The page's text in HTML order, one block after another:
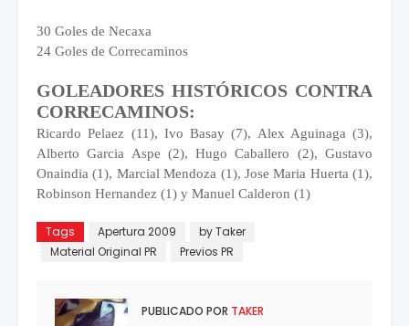
30 Goles de Necaxa
24 Goles de Correcaminos
GOLEADORES HISTÓRICOS CONTRA
CORRECAMINOS:
Ricardo Pelaez (11), Ivo Basay (7), Alex Aguinaga (3),
Alberto Garcia Aspe (2), Hugo Caballero (2), Gustavo
Onaindia (1), Marcial Mendoza (1), Jose Maria Huerta (1),
Robinson Hernandez (1) y Manuel Calderon (1)
Tags Apertura 2009
by Taker
Material Original PR
Previos PR
PUBLICADO POR TAKER